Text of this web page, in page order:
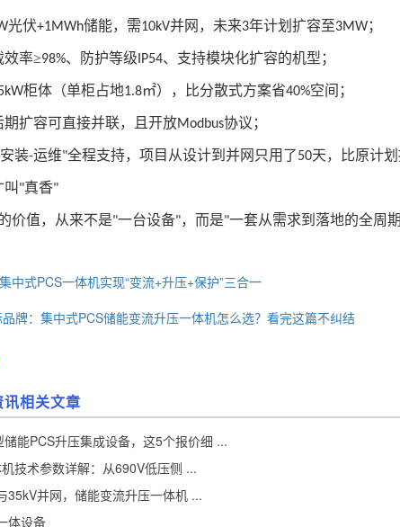
光伏+1MWh储能，需10kV并网，未来3年计划扩容至3MW；
效率≥98%、防护等级IP54、支持模块化扩容的机型；
柜体（单柜占地1.8㎡），比分散式方案省40%空间；
扩容可直接并联，且开放Modbus协议；
安装-运维"全程支持，项目从设计到并网只用了 50天，比原计
"真香"
价值，从来不是"一台设备"，而是"一套从需求到落地的全周
中式PCS一体机实现“变流+升压+保护”三合一
牌：集中式PCS储能变流升压一体机怎么选？看完这篇不纠结
相关文章
能PCS升压集成设备，这5个报价细 ...
技术参数详解：从690V低压侧 ...
35kV并网，储能变流升压一体机 ...
体设备